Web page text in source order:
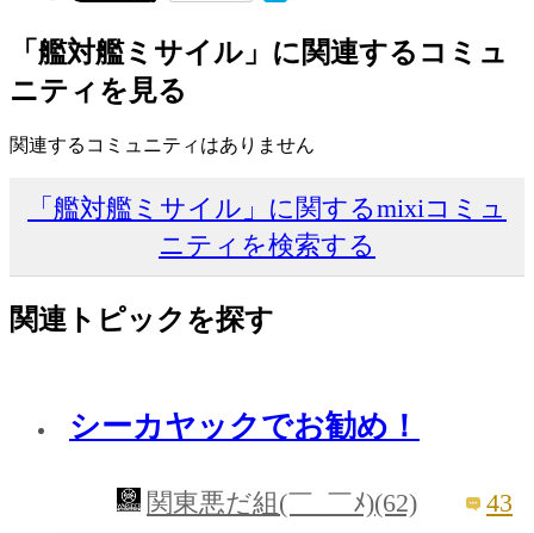
「艦対艦ミサイル」に関連するコミュ
ニティを見る
関連するコミュニティはありません
「艦対艦ミサイル」に関するmixiコミュ
ニティを検索する
関連トピックを探す
シーカヤックでお勧め！
関東悪だ組(￣_￣ﾒ)(62) 43